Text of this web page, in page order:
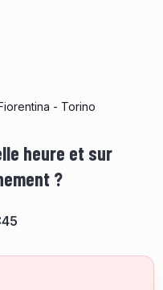
- Torino
heure et sur
?